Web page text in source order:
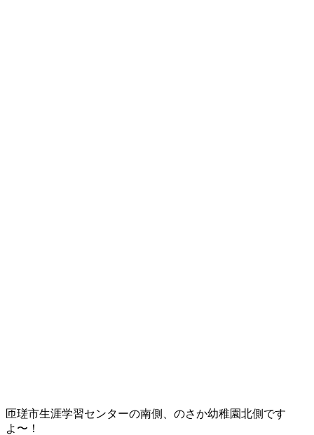
匝瑳市生涯学習センターの南側、のさか幼稚園北側です
よ〜！